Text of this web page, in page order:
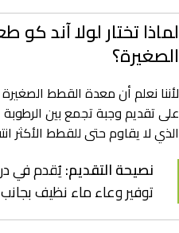
لماذا تختار لولا آند
الصغيرة؟
لأننا نعلم أن معدة القطط
على تقديم وجبة تجمع بين
الذي لا يقاوم حتى للقطط الأكثر
نصيحة التقديم:يُقدم في
توفير وعاء ماء نظيف